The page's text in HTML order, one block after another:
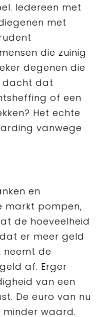
Iedereen met
met
die zuinig
degenen die
dacht dat
of een
Het echte
vanwege
en
markt pompen,
de hoeveelheid
er meer geld
neemt de
af. Erger
van een
De euro van nu
minder waard.